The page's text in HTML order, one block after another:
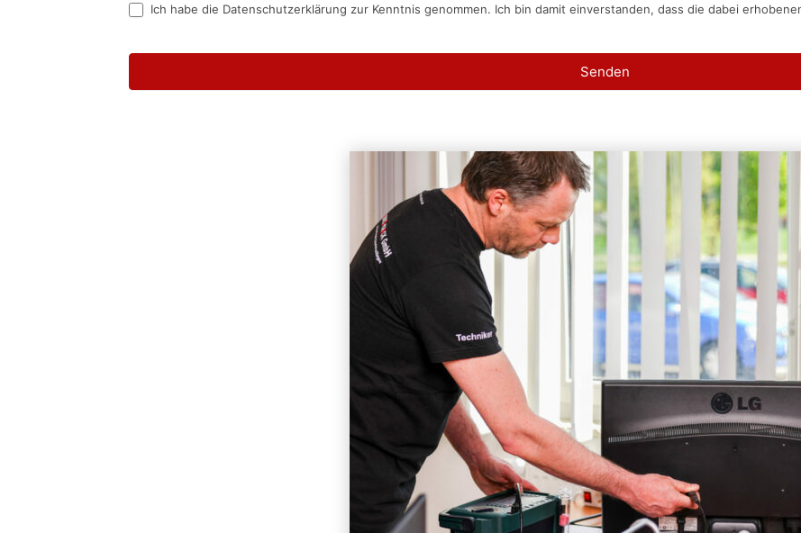
Ich habe die Datenschutzerklärung zur Kenntnis genommen. Ich bin damit einverstanden, dass die dabei
Senden